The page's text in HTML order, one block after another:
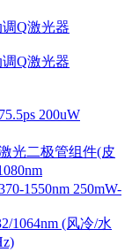
Q激光器
Q激光器
200uW
光二极管组件(皮
1550nm 250mW-
1064nm (风冷/水